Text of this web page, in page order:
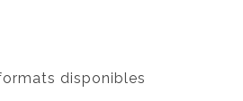
disponibles